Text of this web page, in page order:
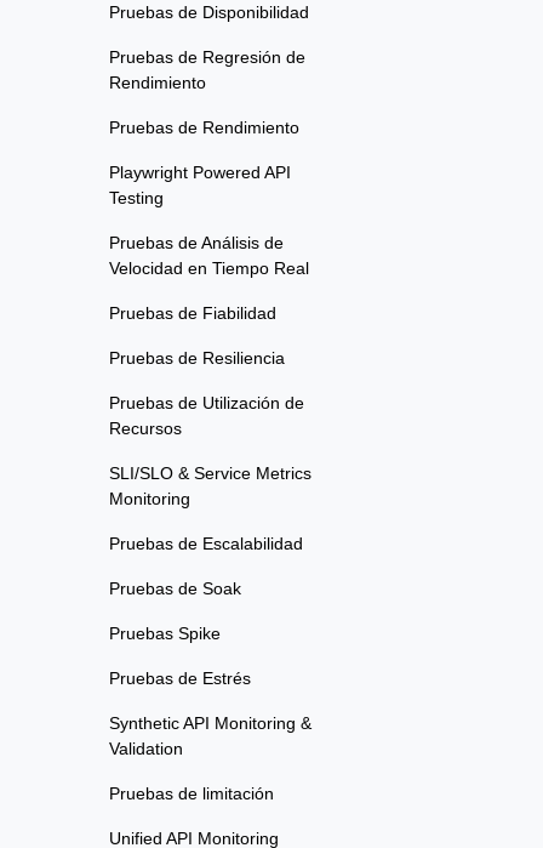
Pruebas de Disponibilidad
Pruebas de Regresión de
Rendimiento
Pruebas de Rendimiento
Playwright Powered API
Testing
Pruebas de Análisis de
Velocidad en Tiempo Real
Pruebas de Fiabilidad
Pruebas de Resiliencia
Pruebas de Utilización de
Recursos
SLI/SLO & Service Metrics
Monitoring
Pruebas de Escalabilidad
Pruebas de Soak
Pruebas Spike
Pruebas de Estrés
Synthetic API Monitoring &
Validation
Pruebas de limitación
Unified API Monitoring